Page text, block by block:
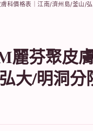
科價格表｜江南/濟州島/釜山/
麗芬聚皮
大/明洞